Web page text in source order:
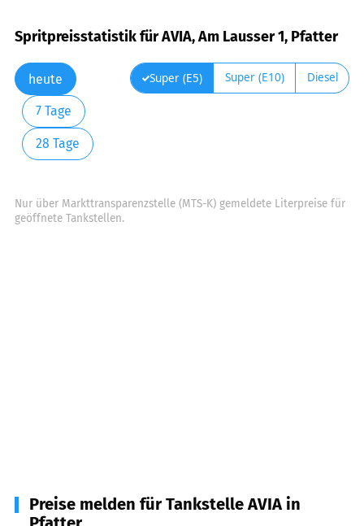
Spritpreisstatistik für AVIA, Am Lausser 1, Pfatter
heute
7 Tage
28 Tage
Super (E5) Super (E10) Diesel
Nur über Markttransparenzstelle (MTS-K) gemeldete Literpreise für
geöffnete Tankstellen.
Preise melden für Tankstelle AVIA in